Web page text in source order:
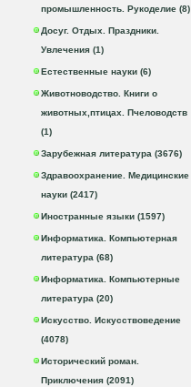
промышленность. Рукоделие (8)
Досуг. Отдых. Праздники.
Увлечения (1)
Естественные науки (6)
Животноводство. Книги о
животных,птицах. Пчеловодств
(1)
Зарубежная литература (3676)
Здравоохранение. Медицинские
науки (2417)
Иностранные языки (1597)
Информатика. Компьютерная
литература (68)
Информатика. Компьютерные
литература (20)
Искусство. Искусствоведение
(4078)
Исторический роман.
Приключения (2091)